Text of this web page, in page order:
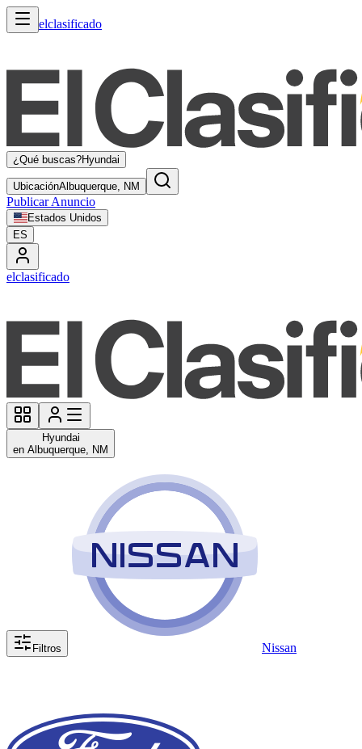
elclasificado
¿Qué buscas?Hyundai
UbicaciónAlbuquerque, NM
Publicar Anuncio
Estados Unidos
ES
elclasificado
Hyundai
en Albuquerque, NM
Filtros Nissan